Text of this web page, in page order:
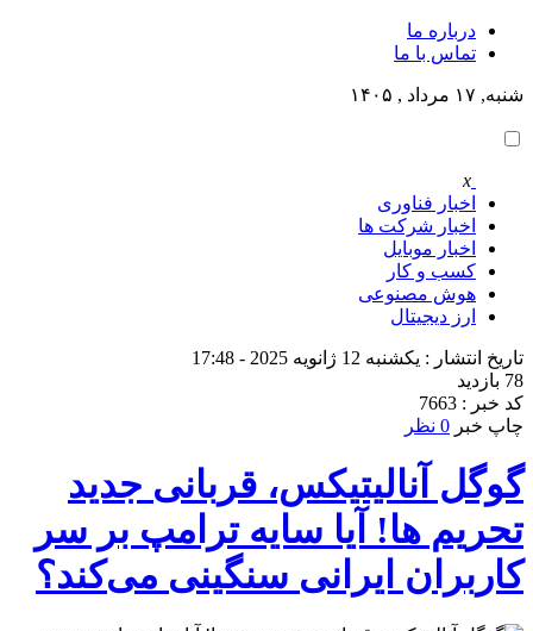
درباره ما
تماس با ما
شنبه, ۱۷ مرداد , ۱۴۰۵
x
اخبار فناوری
اخبار شرکت ها
اخبار موبایل
کسب و کار
هوش مصنوعی
ارز دیجیتال
تاریخ انتشار : یکشنبه 12 ژانویه 2025 - 17:48
78 بازدید
کد خبر : 7663
چاپ خبر 0 نظر
گوگل آنالیتیکس، قربانی جدید
تحریم‌ ها! آیا سایه ترامپ بر سر
کاربران ایرانی سنگینی می‌کند؟